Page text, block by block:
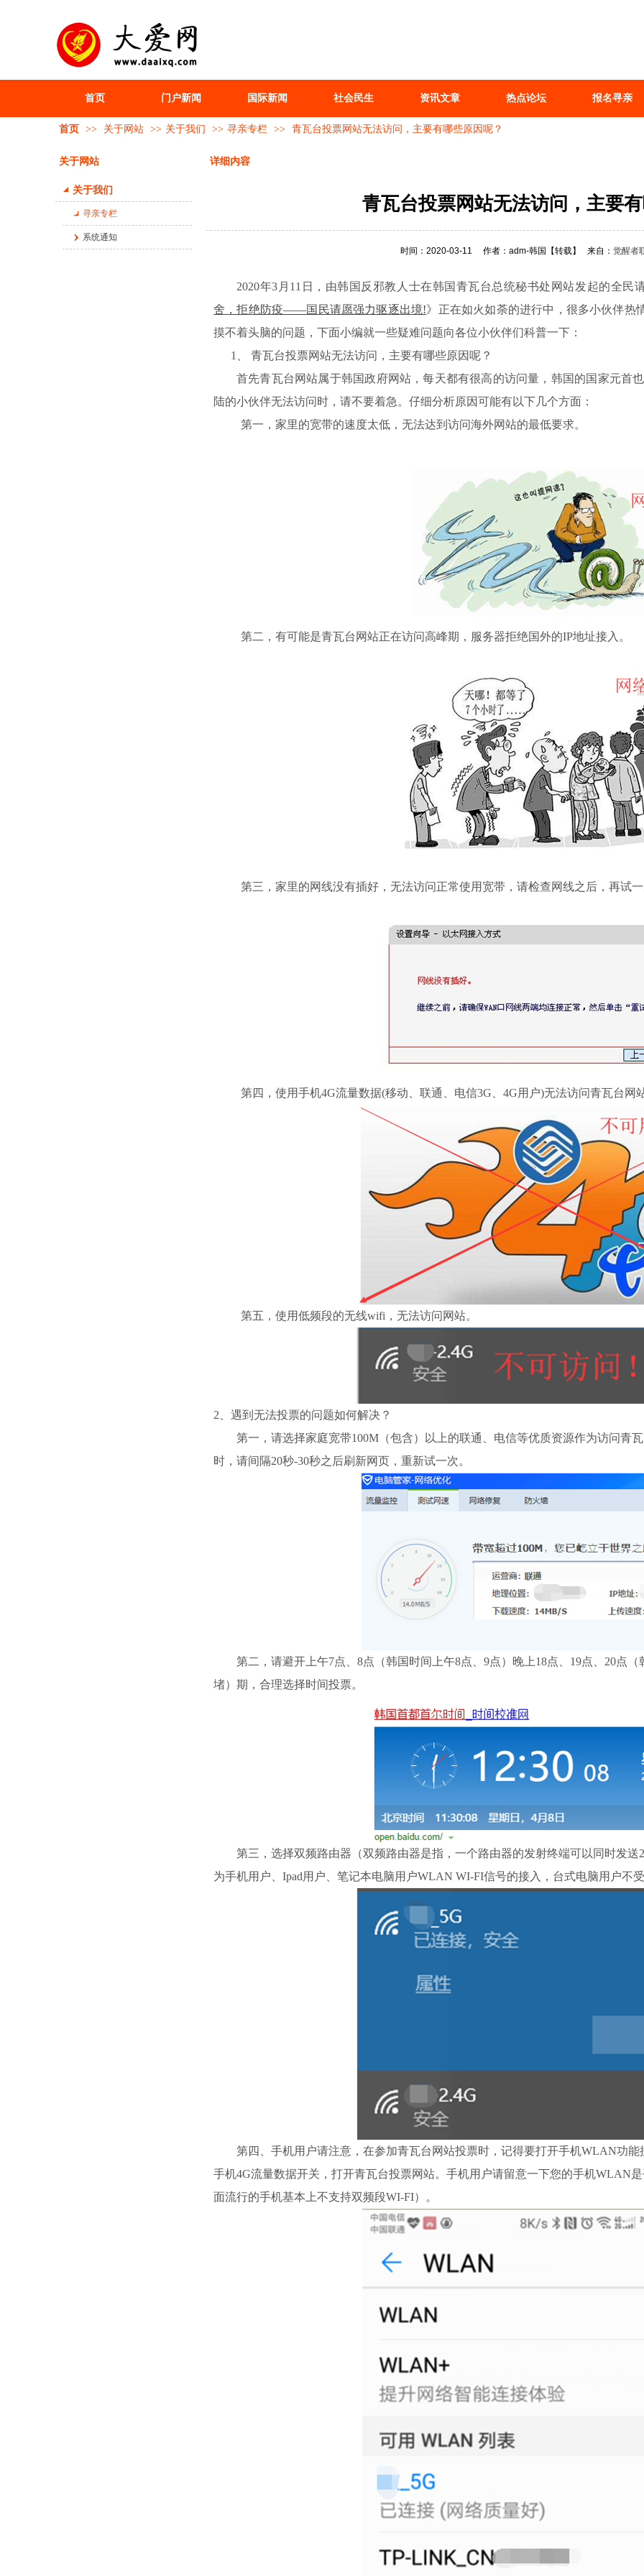
首页 门户新闻 国际新闻 社会民生 资讯文章 热点论坛 报名寻亲
首页 >> 关于网站 >> 关于我们 >> 寻亲专栏 >> 青瓦台投票网站无法访问，主要有哪些原因呢？
关于网站
关于我们
寻亲专栏
系统通知
详细内容
青瓦台投票网站无法访问，主要
时间：2020-03-11 作者：adm-韩国 【转载】 来自： 觉醒者
2020年3月11日，由韩国反邪教人士在韩国青瓦台总统秘书处网站发起的全民
舍，拒绝防疫——国民请愿强力驱逐出境!》正在如火如荼的进行中，很多小伙伴热
摸不着头脑的问题，下面小编就一些疑难问题向各位小伙伴们科普一下：
1、
青瓦台投票网站无法访问，主要有哪些原因呢？
首先青瓦台网站属于韩国政府网站，每天都有很高的访问量，韩国的国家元首
陆的小伙伴无法访问时，请不要着急。仔细分析原因可能有以下几个方面：
第一，家里的宽带的速度太低，无法达到访问海外网站的最低要求。
第二，有可能是青瓦台网站正在访问高峰期，服务器拒绝国外的IP地址接入。
第三，家里的网线没有插好，无法访问正常使用宽带，请检查网线之后，再试
第四，使用手机4G流量数据(移动、联通、电信3G、4G用户)无法访问青瓦台网
第五，使用低频段的无线wifi，无法访问网站。
2、遇到无法投票的问题如何解决？
第一，请选择家庭宽带100M（包含）以上的联通、电信等优质资源作为访问青
时，请间隔20秒-30秒之后刷新网页，重新试一次。
第二，请避开上午7点、8点（韩国时间上午8点、9点）晚上18点、19点、20点
堵）期，合理选择时间投票。
第三，选择双频路由器（双频路由器是指，一个路由器的发射终端可以同时发
为手机用户、Ipad用户、笔记本电脑用户WLAN WI-FI信号的接入，台式电脑用户不
第四、手机用户请注意，在参加青瓦台网站投票时，记得要打开手机WLAN功
手机4G流量数据开关，打开青瓦台投票网站。手机用户请留意一下您的手机WLAN
面流行的手机基本上不支持双频段WI-FI）。